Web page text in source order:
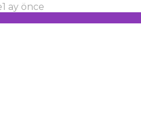
1 ay önce